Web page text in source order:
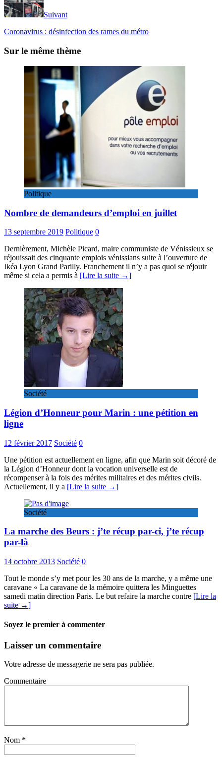
Suivant
Coronavirus : désinfection des rames du métro
Sur le même thème
Politique
Nombre de demandeurs d’emploi en juillet
13 septembre 2019 Politique 0
Dernièrement, Michèle Picard, maire communiste de Vénissieux se
réjouissait des cinquante emplois vénissians suite à l’ouverture de
Ikéa Lyon Grand Parilly. Franchement il n’y a pas quoi se réjouir
même si cela a permis à [Lire la suite →]
Société
Légion d’Honneur pour Marin : une pétition en
ligne
12 février 2017 Société 0
Une pétition est actuellement en ligne, afin que Marin soit décoré de
la Légion d’Honneur dont la vocation universelle est de
récompenser à la fois des mérites militaires et des mérites civils.
Actuellement, il y a [Lire la suite →]
Société
La marche des Beurs : j’te récup par-ci, j’te récup
par-là
14 octobre 2013 Société 0
Tout le monde s’y met pour les 30 ans de la marche, y a même une
caravane « La caravane de la mémoire quittera les Minguettes
samedi matin direction Paris. Le but refaire la marche contre [Lire la
suite →]
Soyez le premier à commenter
Laisser un commentaire
Votre adresse de messagerie ne sera pas publiée.
Commentaire
Nom *